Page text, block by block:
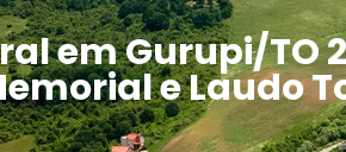
em Gurupi/TO
e Laudo